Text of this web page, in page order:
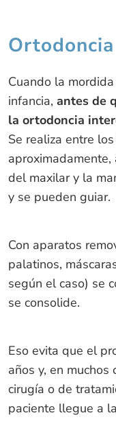
Cuando la
infancia, antes de
la ortodoncia
Se realiza entre
del maxilar y la
y se pueden guiar.
Con aparatos
palatinos,
según el caso) se
se consolide.
Eso evita que el
años y, en
cirugía o de
paciente llegue a